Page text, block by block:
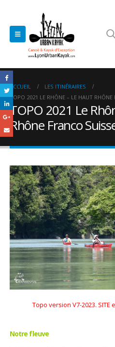
ACCUEIL
LES ITINÉRAIRES
TOPO 2021 LE RHÔNE – LE HAUT RHÔNE
TOPO 2021 Le
Rhône Franco
Topo version V7-2023.
Notre fleuve